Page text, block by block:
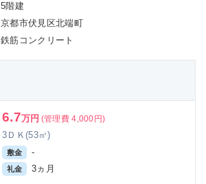
5階建
京都市伏見区北端町
鉄筋コンクリート
6.7万円 (管理費 4,000円)
3ＤＫ(53㎡)
敷金 -
礼金 3ヵ月